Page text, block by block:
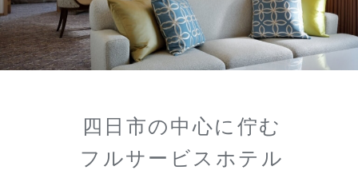
四日市の中心に佇む
フルサービスホテル